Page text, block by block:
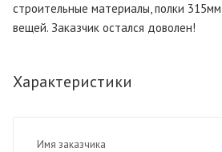
строительные материалы, полки
вещей. Заказчик остался доволен!
Характеристики
Имя заказчика